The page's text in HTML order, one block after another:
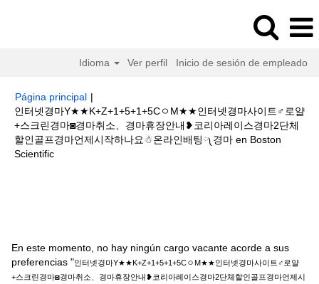
Idioma Ver perfil Inicio de sesión de empleado
Página principal |
인터넷경마Y★★K+Z+1+5+1+5CㅇM★★인터넷경마사이트♂로얄
+스크린경마◙경마취소、경마휴장안내❥코리아레이스경마2단체
할인골프경마언제시작하나요☃온라인배팅༾경마 en Boston
Scientific(página
En este momento, no hay ningún cargo vacante acorde a sus
preferencias "인터넷경마Y★★K+Z+1+5+1+5CㅇM★★인터넷경마사이트♂로얄
+스크린경마◙경마취소、경마휴장안내❥코리아레이스경마2단체할인골프경마언제시